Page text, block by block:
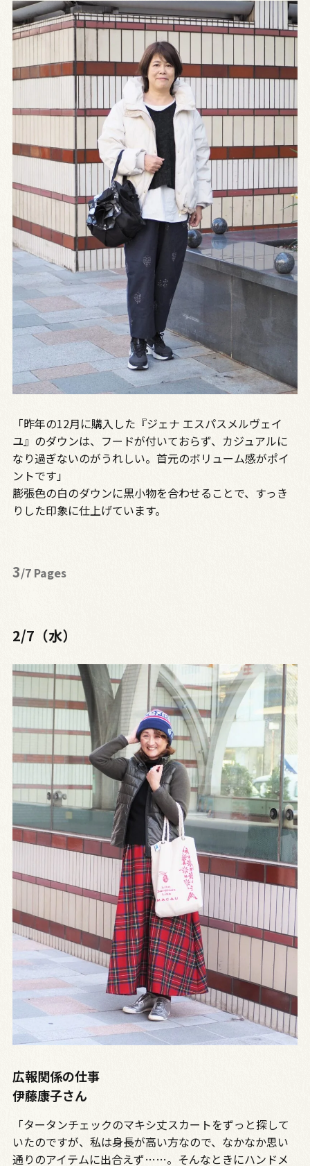
「昨年の12月に購入した『ジェナ エスパスメルヴェイ
ユ』のダウンは、フードが付いておらず、カジュアルに
なり過ぎないのがうれしい。首元のボリューム感がポイ
ントです」
膨張色の白のダウンに黒小物を合わせることで、すっき
りした印象に仕上げています。
3/7 Pages
2/7（水）
広報関係の仕事
伊藤康子さん
「タータンチェックのマキシ丈スカートをずっと探して
いたのですが、私は身長が高い方なので、なかなか思い
通りのアイテムに出合えず……。そんなときにハンドメ